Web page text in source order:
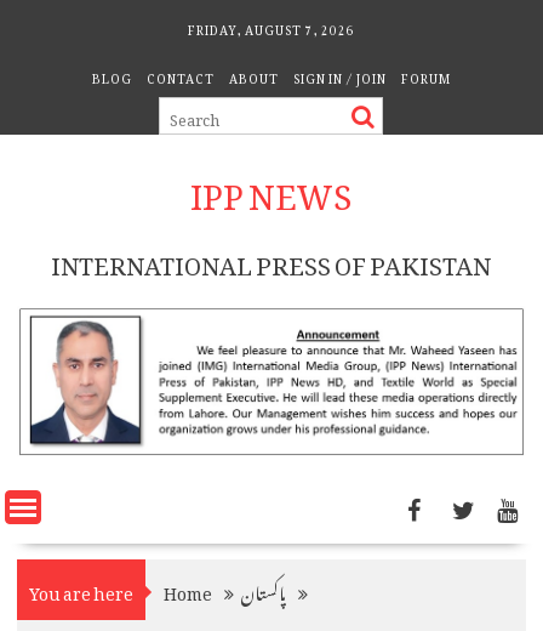
FRIDAY, AUGUST 7, 2026
BLOG CONTACT ABOUT SIGN IN / JOIN FORUM
IPP NEWS
INTERNATIONAL PRESS OF PAKISTAN
You are here Home
پاکستان